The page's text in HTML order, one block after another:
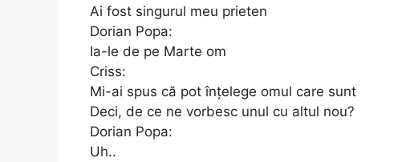
Ai fost singurul meu prieten
Dorian Popa:
Ia-le de pe Marte om
Criss:
Mi-ai spus că pot înțelege omul care sunt
Deci, de ce ne vorbesc unul cu altul nou?
Dorian Popa:
Uh..